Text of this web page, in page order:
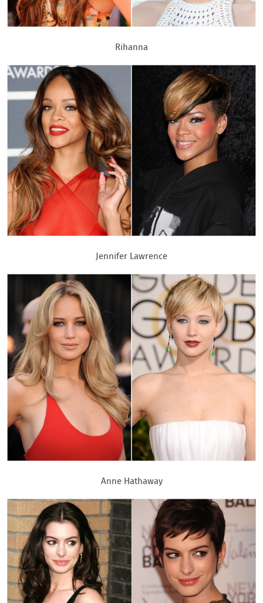
Rihanna
Jennifer Lawrence
Anne Hathaway